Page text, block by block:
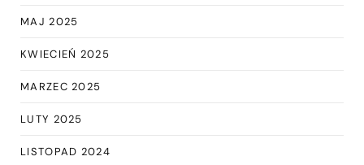
MAJ 2025
KWIECIEŃ 2025
MARZEC 2025
LUTY 2025
LISTOPAD 2024